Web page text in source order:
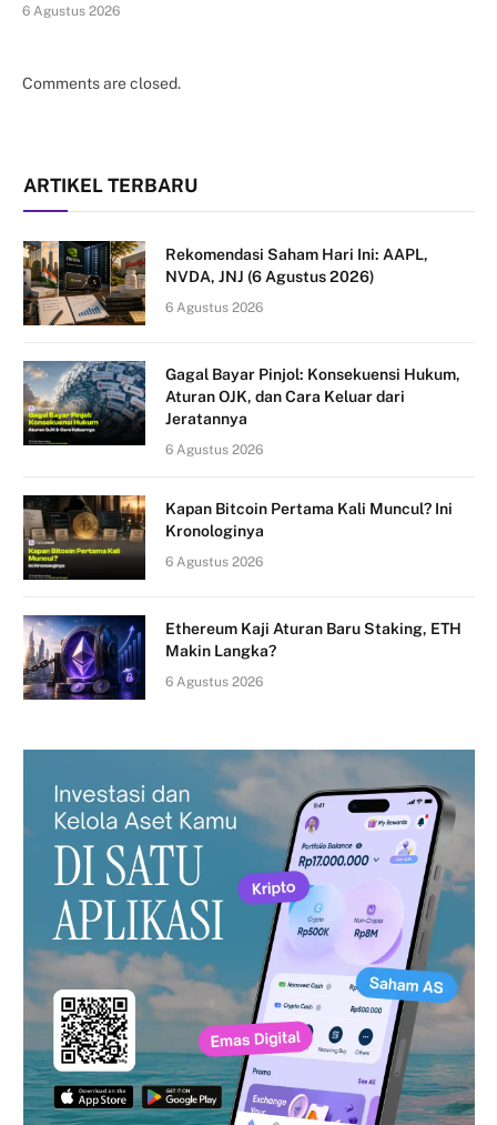
6 Agustus 2026
Comments are closed.
ARTIKEL TERBARU
Rekomendasi Saham Hari Ini: AAPL,
NVDA, JNJ (6 Agustus 2026)
6 Agustus 2026
Gagal Bayar Pinjol: Konsekuensi Hukum,
Aturan OJK, dan Cara Keluar dari
Jeratannya
6 Agustus 2026
Kapan Bitcoin Pertama Kali Muncul? Ini
Kronologinya
6 Agustus 2026
Ethereum Kaji Aturan Baru Staking, ETH
Makin Langka?
6 Agustus 2026